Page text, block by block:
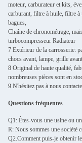
moteur, carburateur et kits,
carburant, filtre à huile, filtre à
bagues,
Chaîne de chronométrage,
turbocompresseur Radiateur
7 Extérieur de la carrosserie:
chocs avant, lampe, grille avant
8 Original de haute qualité,
nombreuses pièces sont en
9 N'hésitez pas à nous
Questions fréquentes
Q1: Êtes-vous une usine ou
R: Nous sommes une société
Q2.Comment puis-je obtenir